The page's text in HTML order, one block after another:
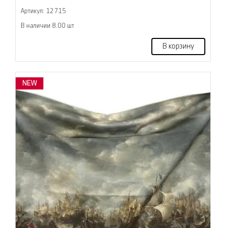
Артикул: 12715
В наличии 8.00 шт
В корзину
NEW